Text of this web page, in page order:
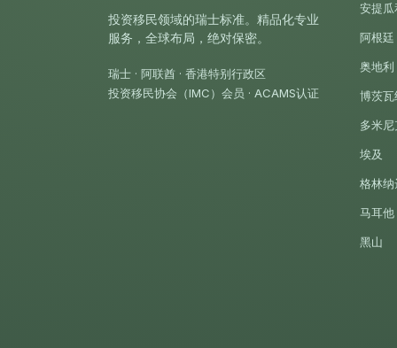
投资移民领域的瑞士标准。精品化专业
服务，全球布局，绝对保密。
瑞士 · 阿联酋 · 香港特别行政区
投资移民协会（IMC）会员 · ACAMS认证
安提
阿根廷
奥地利
博茨瓦
多米尼
埃及
格林纳
马耳他
黑山